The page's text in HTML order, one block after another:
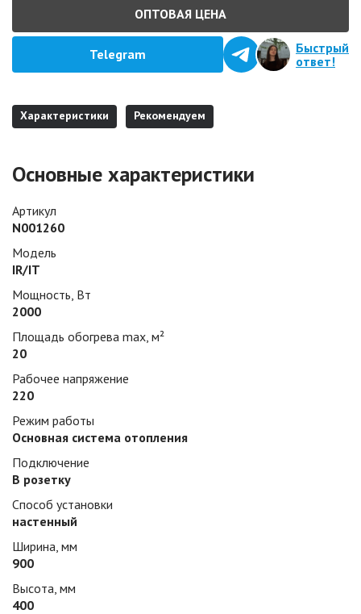
ОПТОВАЯ ЦЕНА
Telegram
Быстрый
ответ!
Характеристики Рекомендуем
Основные характеристики
Артикул
N001260
Модель
IR/IT
Мощность, Вт
2000
Площадь обогрева max, м²
20
Рабочее напряжение
220
Режим работы
Основная система отопления
Подключение
В розетку
Способ установки
настенный
Ширина, мм
900
Высота, мм
400